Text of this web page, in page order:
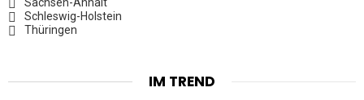
Schleswig-Holstein
Thüringen
IM TREND